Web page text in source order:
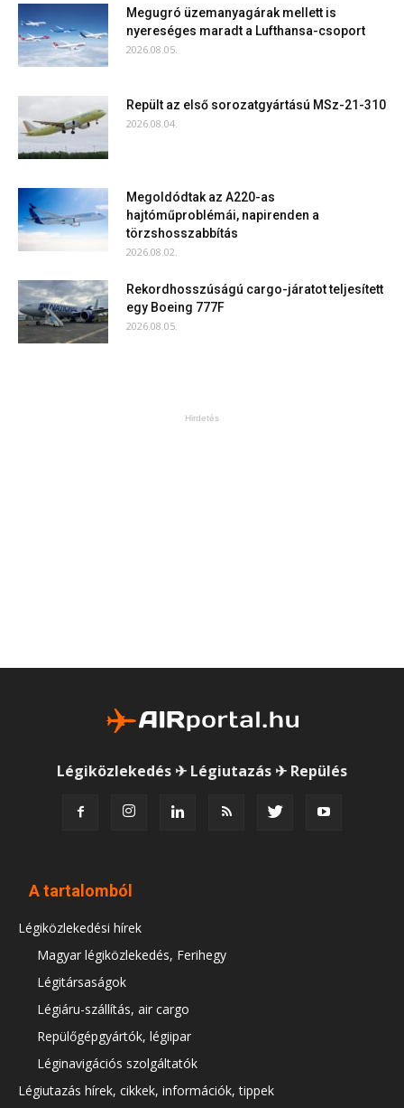
Megugró üzemanyagárak mellett is
nyereséges maradt a Lufthansa-csoport
2026.08.05.
Repült az első sorozatgyártású MSz-21-310
2026.08.04.
Megoldódtak az A220-as
hajtóműproblémái, napirenden a
törzshosszabbítás
2026.08.02.
Rekordhosszúságú cargo-járatot teljesített
egy Boeing 777F
2026.08.05.
Hirdetés
Légiközlekedés ✈ Légiutazás ✈ Repülés
A tartalomból
Légiközlekedési hírek
Magyar légiközlekedés, Ferihegy
Légitársaságok
Légiáru-szállítás, air cargo
Repülőgépgyártók, légiipar
Léginavigációs szolgáltatók
Légiutazás hírek, cikkek, információk, tippek